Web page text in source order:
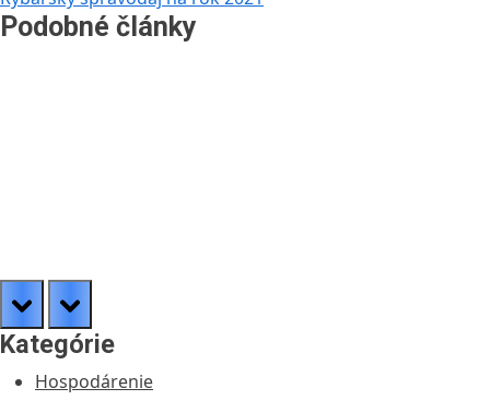
v
článku
Post:
Podobné články
prev next
Kategórie
Hospodárenie